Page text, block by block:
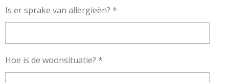
Is er sprake van allergieën? *
Hoe is de woonsituatie? *